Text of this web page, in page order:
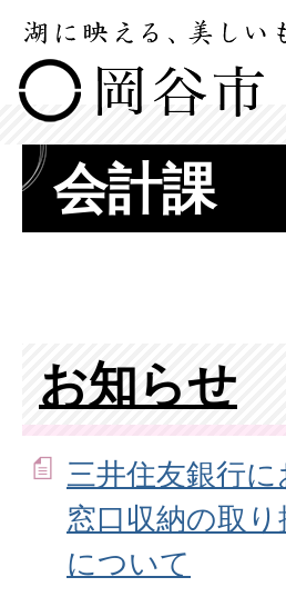
会計課
お知らせ
三井住友銀行に
窓口収納の取り
について